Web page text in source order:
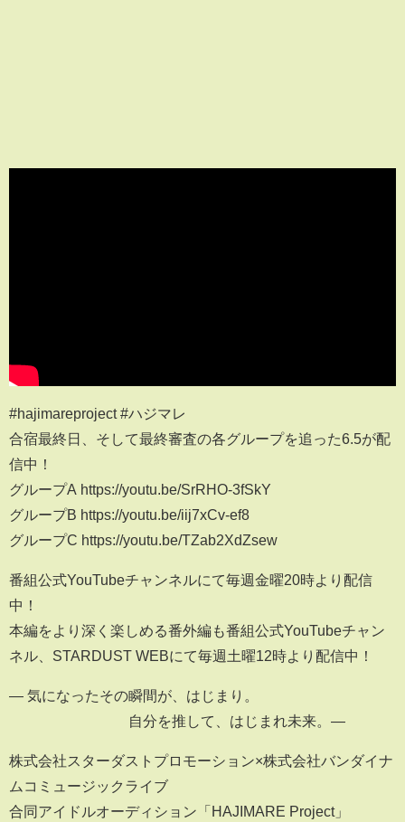
#hajimareproject #ハジマレ
合宿最終日、そして最終審査の各グループを追った6.5が配
信中！
グループA https://youtu.be/SrRHO-3fSkY
グループB https://youtu.be/iij7xCv-ef8
グループC https://youtu.be/TZab2XdZsew
番組公式YouTubeチャンネルにて毎週金曜20時より配信
中！
本編をより深く楽しめる番外編も番組公式YouTubeチャン
ネル、STARDUST WEBにて毎週土曜12時より配信中！
― 気になったその瞬間が、はじまり。
自分を推して、はじまれ未来。―
株式会社スターダストプロモーション×株式会社バンダイナ
ムコミュージックライブ
合同アイドルオーディション「HAJIMARE Project」